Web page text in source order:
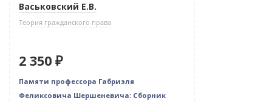
Васьковский Е.В.
Теория гражданского права
2 350 ₽
Памяти профессора Габриэля
Феликсовича Шершеневича: Сборник